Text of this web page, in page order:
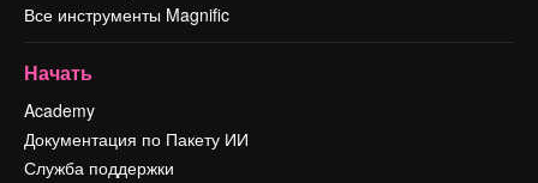
Все инструменты Magnific
Начать
Academy
Документация по Пакету ИИ
Служба поддержки